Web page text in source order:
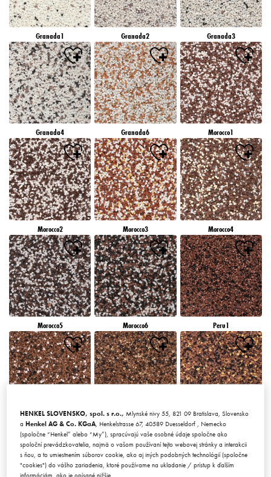
Granada1 Granada2 Granada3
Granada4 Granada6 Morocco1
Morocco2 Morocco3 Morocco4
Morocco5 Morocco6 Peru1
Peru2 Peru3 Peru4
HENKEL SLOVENSKO, spol. s r.o., Mlynské nivy 55, 821 09 Bratislava, Slovensko
aHenkel AG & Co. KGaA , Henkelstrasse 67, 40589 Duesseldorf , Nemecko
(spoločne “Henkel” alebo “My”), spracúvajú vaše osobné údaje spoločne ako
spoloční prevádzkovatelia, najmä o vašom používaní tejto webovej stránky a interakcii
s ňou, a to umiestnením súborov cookie, ako aj iných podobných technológií (spoločne
"cookies") do vášho zariadenia, ktoré používame na ukladanie / prístup k ďalším
informáciám, ako je opísané nižšie.